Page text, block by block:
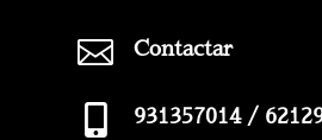
 Contactar
 931357014 /